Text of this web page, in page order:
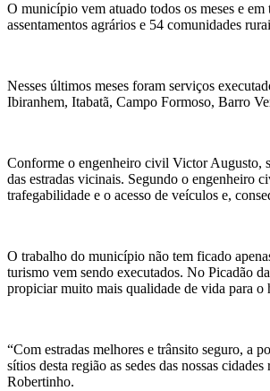
O município vem atuado todos os meses e
assentamentos agrários e 54 comunidades
Nesses últimos meses foram serviços
Ibiranhem, Itabatã, Campo Formoso, Barro
Conforme o engenheiro civil Victor Augusto,
das estradas vicinais. Segundo o engenheiro
trafegabilidade e o acesso de veículos e,
O trabalho do município não tem ficado
turismo vem sendo executados. No Picadão
propiciar muito mais qualidade de vida para o
“Com estradas melhores e trânsito seguro, a
sítios desta região as sedes das nossas
Robertinho.